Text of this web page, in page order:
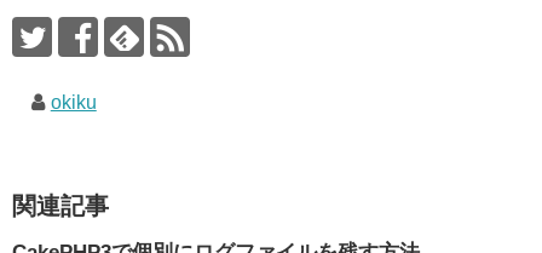
okiku
関連記事